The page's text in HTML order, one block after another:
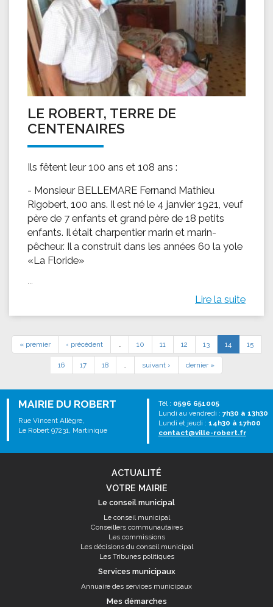
LE ROBERT, TERRE DE
CENTENAIRES
Ils fêtent leur 100 ans et 108 ans :
- Monsieur BELLEMARE Fernand Mathieu
Rigobert, 100 ans. Il est né le 4 janvier 1921, veuf
père de 7 enfants et grand père de 18 petits
enfants. Il était charpentier marin et marin-
pêcheur. Il a construit dans les années 60 la yole
«La Floride»
...
Lire la suite
« premier ‹ précédent … 10 11 12 13 14 15
16 17 18 … suivant › dernier »
MAIRIE DU ROBERT
Rue Vincent Allègre,
Le Robert 97231, Martinique
Tél : 0596 651005
Lundi au vendredi : 7h30 à 13h30
Lundi et jeudi : 14h30 à 17h00
contact@ville-robert.fr
ACTUALITÉ
VOTRE MAIRIE
Le conseil municipal
Le conseil municipal
Conseillers communautaires
Les commissions
Les décisions du conseil municipal
Les Tribunes politiques
Services municipaux
Annuaire des services municipaux
Mes démarches